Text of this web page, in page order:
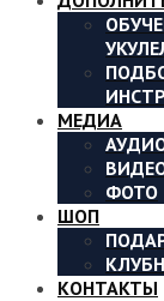
МЕДИА
ФОТО
ШОП
КОНТАКТЫ